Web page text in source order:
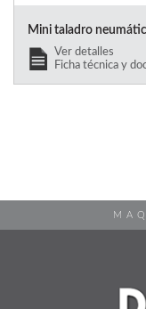
Mini taladro
Ver detalles
Ficha técnica y